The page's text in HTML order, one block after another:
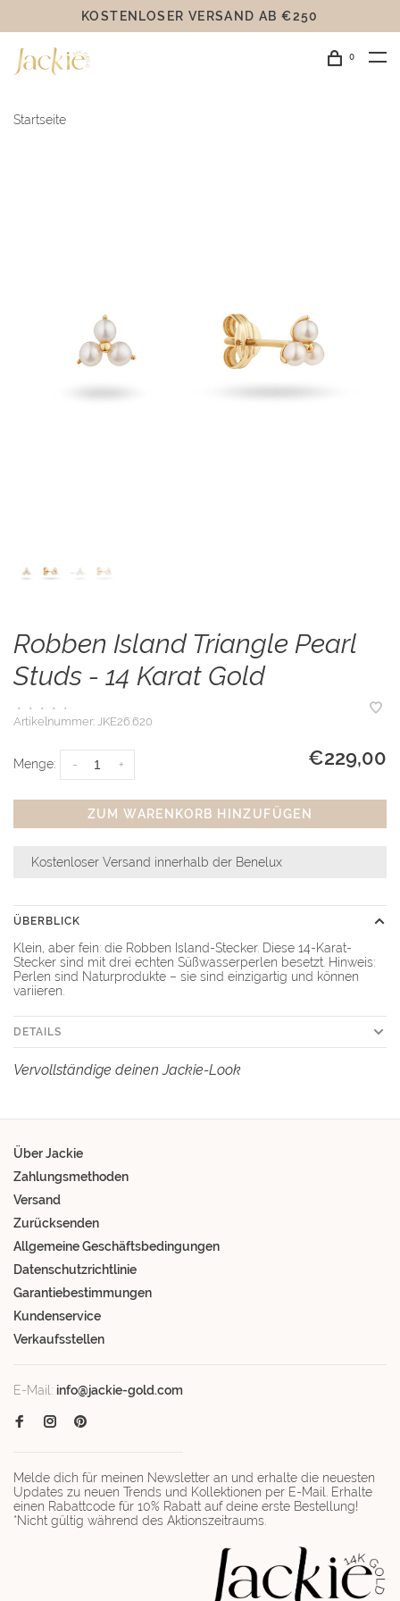
KOSTENLOSER VERSAND AB €250
0
Startseite
Robben Island Triangle Pearl
Studs - 14 Karat Gold
• • • •
•
Artikelnummer: JKE26.620
Menge: +
- €229,00
ZUM WARENKORB HINZUFÜGEN
Kostenloser Versand innerhalb der Benelux
ÜBERBLICK
Klein, aber fein: die Robben Island-Stecker. Diese 14-Karat-
Stecker sind mit drei echten Süßwasserperlen besetzt. Hinweis:
Perlen sind Naturprodukte – sie sind einzigartig und können
variieren.
DETAILS
Vervollständige deinen Jackie-Look
Über Jackie
Zahlungsmethoden
Versand
Zurücksenden
Allgemeine Geschäftsbedingungen
Datenschutzrichtlinie
Garantiebestimmungen
Kundenservice
Verkaufsstellen
E-Mail: info@jackie-gold.com
Melde dich für meinen Newsletter an und erhalte die neuesten
Updates zu neuen Trends und Kollektionen per E-Mail. Erhalte
einen Rabattcode für 10% Rabatt auf deine erste Bestellung!
*Nicht gültig während des Aktionszeitraums.